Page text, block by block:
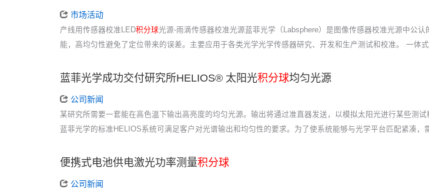
市场活动
产线用传感器校准LED积分球光源-雨滴传感器校准光源蓝菲光学（Labsphere）是图像传感器校准光源中公
能，高均匀性避免了定位带来的误差。主要应用于各类光学光学传感器研究、开发和生产测试和校准。 一体
蓝菲光学成功交付研究所HELIOS® 太阳光积分球均匀光源
公司新闻
某研究所需要一套能在高色温下输出高亮度的均匀光源。输出将通过准直器发送，以模拟太阳光进行某些测
蓝菲光学的标准HELIOS系统可满足客户对光谱输出和均匀性的要求。为了使系统能够与光学平台匹配紧凑
便携式电池供电激光功率测量积分球
公司新闻